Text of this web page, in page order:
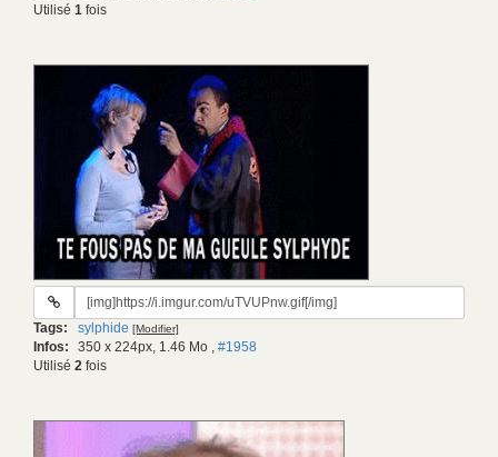
Utilisé 1 fois
URL
gif:
Tags: sylphide [Modifier]
Infos: 350 x 224px, 1.46 Mo , #1958
Utilisé 2 fois